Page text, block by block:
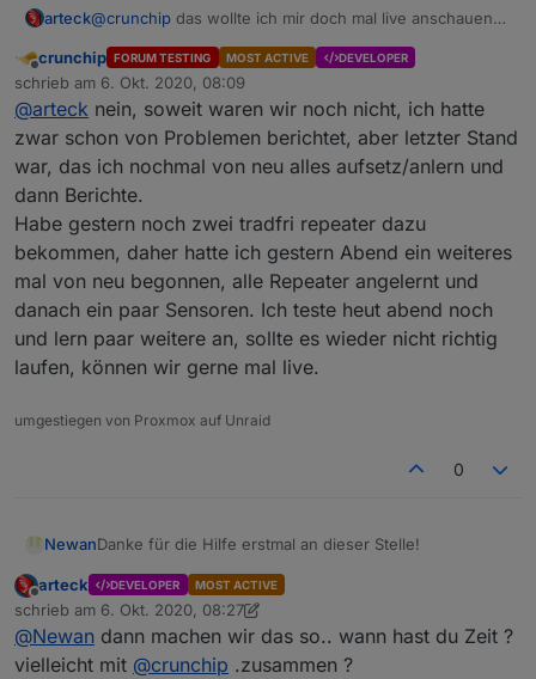
arteck@crunchip das wollte ich mir doch mal live anschauen
Offline
crunchip FORUM TESTING MOST ACTIVE DEVELOPER
schrieb am 6. Okt. 2020, 08:09
zuletzt editiert von
@arteck nein, soweit waren wir noch nicht, ich hatte
zwar schon von Problemen berichtet, aber letzter Stand
war, das ich nochmal von neu alles aufsetz/anlern und
dann Berichte.
Habe gestern noch zwei tradfri repeater dazu
bekommen, daher hatte ich gestern Abend ein weiteres
mal von neu begonnen, alle Repeater angelernt und
danach ein paar Sensoren. Ich teste heut abend noch
und lern paar weitere an, sollte es wieder nicht richtig
laufen, können wir gerne mal live.
umgestiegen von Proxmox auf Unraid
0
NewanDanke für die Hilfe erstmal an dieser Stelle!
@dimaivWo bekomme ich eine neue her und kann ich
die über USB flashen oder brauch ich ein Debugger?
@arteckKann auch gerne anbieten das ich mal im TS
komme oder Teamviewer, bin für Debugsessions offen!
Offline
arteck DEVELOPER MOST ACTIVE
schrieb am 6. Okt. 2020, 08:27
zuletzt editiert von arteck10. Juni 2020, 10:28
@Newan dann machen wir das so.. wann hast du Zeit ?
vielleicht mit @crunchip .zusammen ?